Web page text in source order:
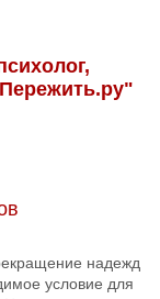
надежд
условие для